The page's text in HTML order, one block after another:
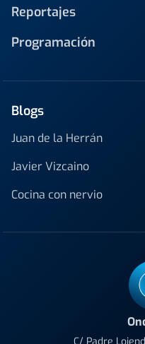
Reportajes
Programación
Blogs
Juan de la Herrán
Javier Vizcaino
Cocina con nervio